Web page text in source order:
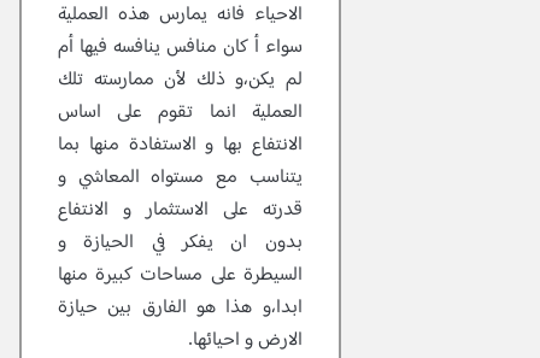
الاحياء فانه يمارس هذه العملية
سواء أ كان منافس ينافسه فيها أم
لم يكن،و ذلك لأن ممارسته تلك
العملية انما تقوم على اساس
الانتفاع بها و الاستفادة منها بما
يتناسب مع مستواه المعاشي و
قدرته على الاستثمار و الانتفاع
بدون ان يفكر في الحيازة و
السيطرة على مساحات كبيرة منها
ابدا،و هذا هو الفارق بين حيازة
الارض و احيائها.